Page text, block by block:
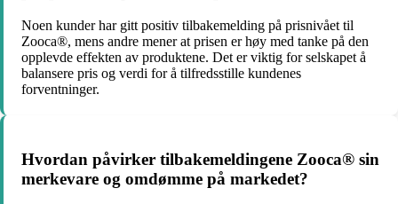
Noen kunder har gitt positiv tilbakemelding på prisnivået til
Zooca®, mens andre mener at prisen er høy med tanke på den
opplevde effekten av produktene. Det er viktig for selskapet å
balansere pris og verdi for å tilfredsstille kundenes
forventninger.
Hvordan påvirker tilbakemeldingene Zooca® sin
merkevare og omdømme på markedet?